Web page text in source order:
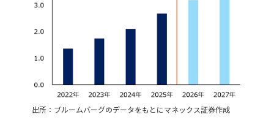
出所：ブルームバーグのデータをもとにマネックス証券作成